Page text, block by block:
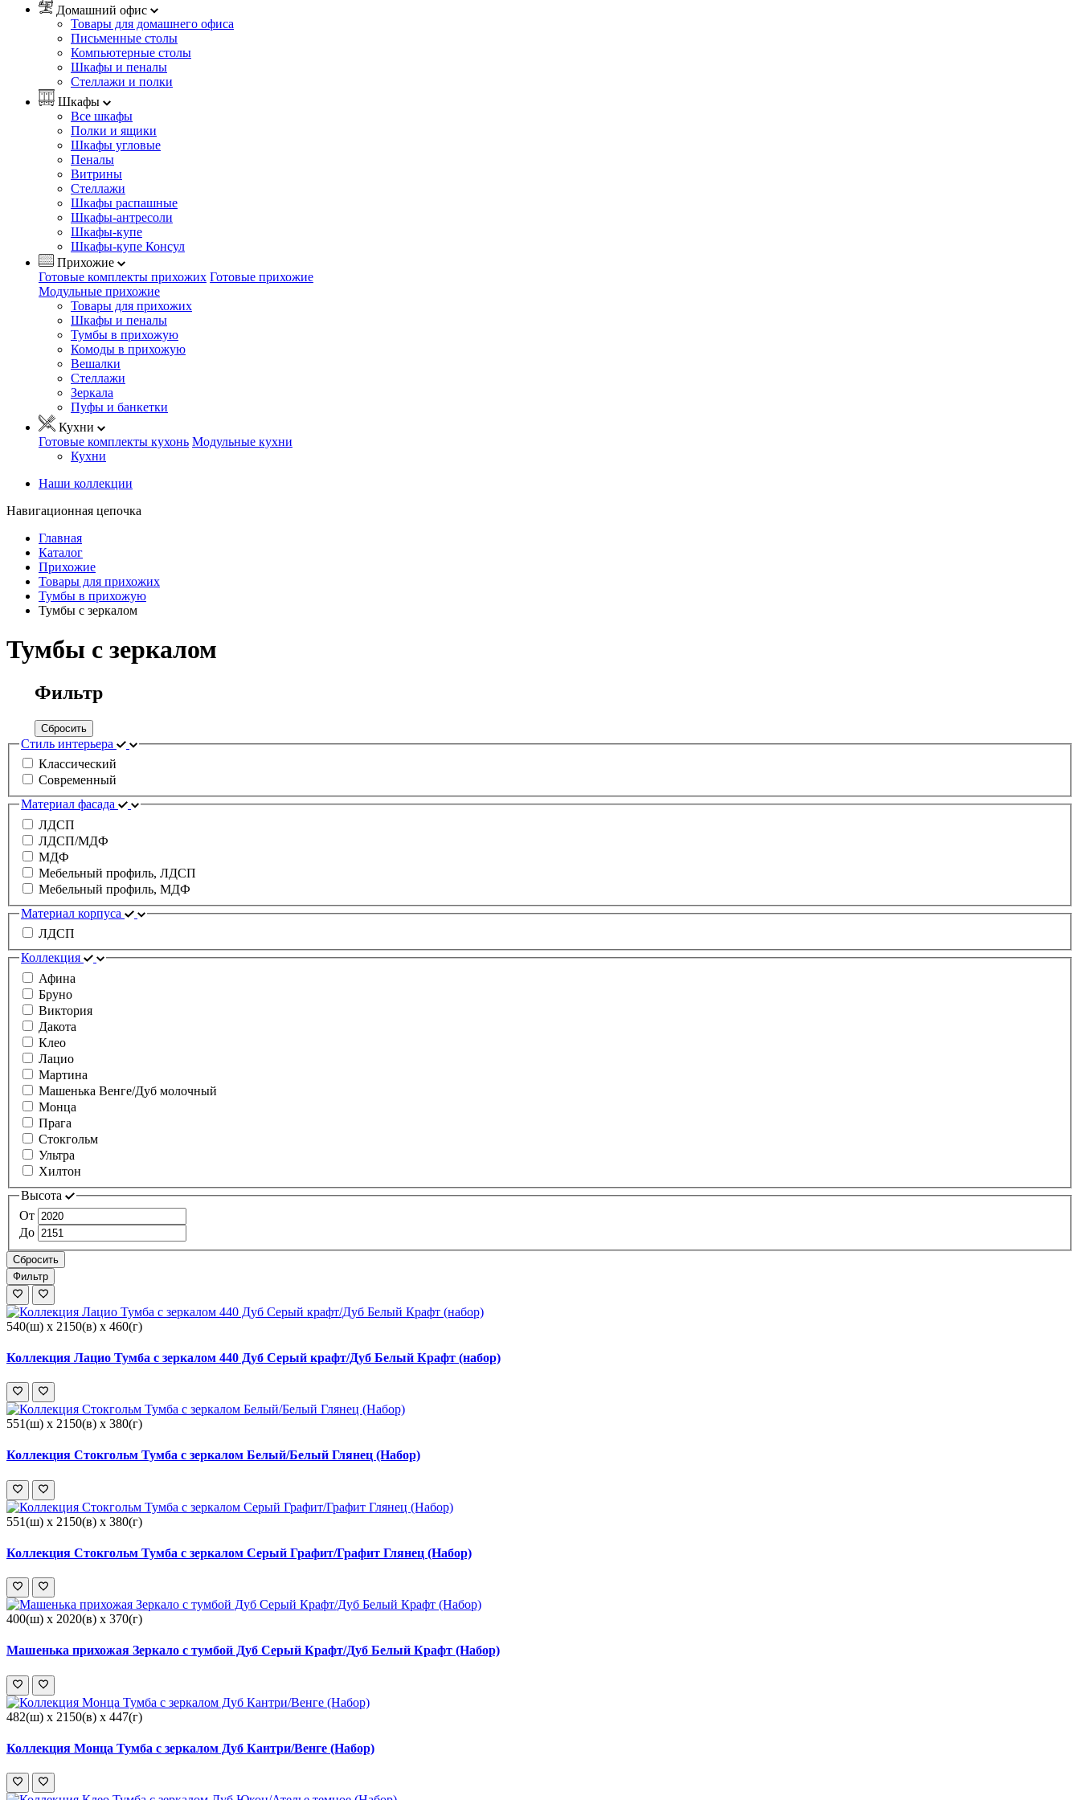
Домашний офис
Товары для домашнего офиса
Письменные столы
Компьютерные столы
Шкафы и пеналы
Стеллажи и полки
Шкафы
Все шкафы
Полки и ящики
Шкафы угловые
Пеналы
Витрины
Стеллажи
Шкафы распашные
Шкафы-антресоли
Шкафы-купе
Шкафы-купе Консул
Прихожие
Готовые комплекты прихожих Готовые прихожие
Модульные прихожие
Товары для прихожих
Шкафы и пеналы
Тумбы в прихожую
Комоды в прихожую
Вешалки
Стеллажи
Зеркала
Пуфы и банкетки
Кухни
Готовые комплекты кухонь Модульные кухни
Кухни
Наши коллекции
Навигационная цепочка
Главная
Каталог
Прихожие
Товары для прихожих
Тумбы в прихожую
Тумбы с зеркалом
Тумбы с зеркалом
Фильтр
Сбросить
Стиль интерьера
Классический
Современный
Материал фасада
ЛДСП
ЛДСП/МДФ
МДФ
Мебельный профиль, ЛДСП
Мебельный профиль, МДФ
Материал корпуса
ЛДСП
Коллекция
Афина
Бруно
Виктория
Дакота
Клео
Лацио
Мартина
Машенька Венге/Дуб молочный
Монца
Прага
Стокгольм
Ультра
Хилтон
Высота
От
До
Сбросить
Фильтр
540(ш) x 2150(в) x 460(г)
Коллекция Лацио Тумба с зеркалом 440 Дуб Серый крафт/Дуб Белый Крафт (набор)
551(ш) x 2150(в) x 380(г)
Коллекция Стокгольм Тумба с зеркалом Белый/Белый Глянец (Набор)
551(ш) x 2150(в) x 380(г)
Коллекция Стокгольм Тумба с зеркалом Серый Графит/Графит Глянец (Набор)
400(ш) x 2020(в) x 370(г)
Машенька прихожая Зеркало с тумбой Дуб Серый Крафт/Дуб Белый Крафт (Набор)
482(ш) x 2150(в) x 447(г)
Коллекция Монца Тумба с зеркалом Дуб Кантри/Венге (Набор)